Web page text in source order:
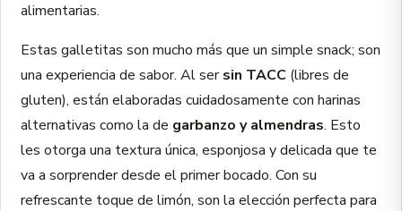
alimentarias.
Estas galletitas son mucho más que un simple snack; son
una experiencia de sabor. Al sersin TACC (libres de
gluten), están elaboradas cuidadosamente con harinas
alternativas como la de garbanzo y almendras. Esto
les otorga una textura única, esponjosa y delicada que te
va a sorprender desde el primer bocado. Con su
refrescante toque de limón, son la elección perfecta para